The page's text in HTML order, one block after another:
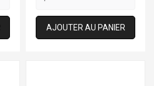
AJOUTER AU PANIER